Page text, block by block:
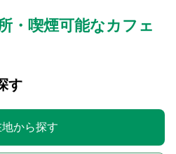
・喫煙可能なカフェ
す
から探す